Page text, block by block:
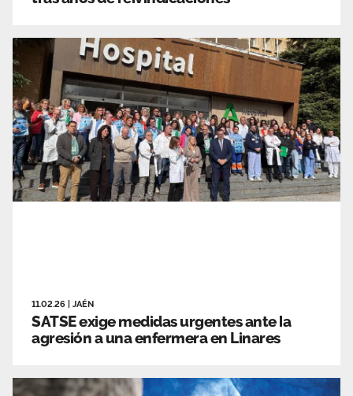
11.02.26 JAÉN
SATSE exige medidas urgentes ante la
agresión a una enfermera en Linares